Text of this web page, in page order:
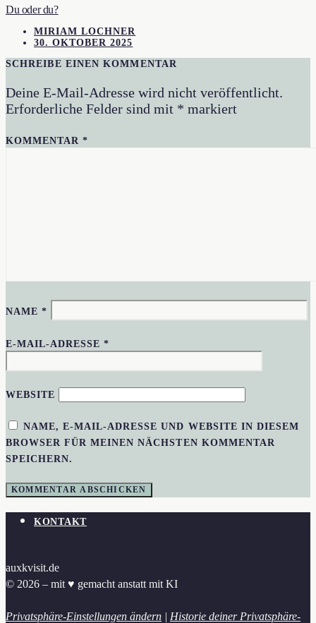
Du oder du?
MIRIAM LOCHNER
30. OKTOBER 2025
SCHREIBE EINEN KOMMENTAR
Deine E-Mail-Adresse wird nicht veröffentlicht.
Erforderliche Felder sind mit * markiert
KOMMENTAR*
NAME*
E-MAIL-ADRESSE*
WEBSITE
NAME, E-MAIL-ADRESSE UND WEBSITE IN DIESEM
BROWSER FÜR MEINEN NÄCHSTEN KOMMENTAR
SPEICHERN.
KONTAKT
auxkvisit.de
© 2026 – mit ♥︎ gemacht anstatt mit KI
Privatsphäre-Einstellungen ändern | Historie deiner Privatsphäre-